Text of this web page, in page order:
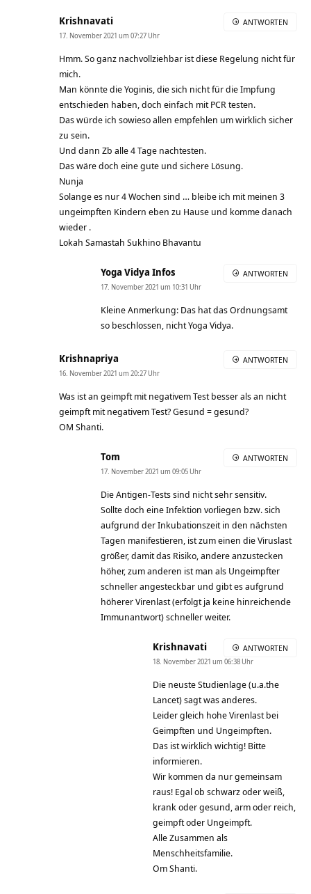
Krishnavati
17. November 2021 um 07:27 Uhr
Hmm. So ganz nachvollziehbar ist diese Regelung nicht für
mich.
Man könnte die Yoginis, die sich nicht für die Impfung
entschieden haben, doch einfach mit PCR testen.
Das würde ich sowieso allen empfehlen um wirklich sicher
zu sein.
Und dann Zb alle 4 Tage nachtesten.
Das wäre doch eine gute und sichere Lösung.
Nunja
Solange es nur 4 Wochen sind … bleibe ich mit meinen 3
ungeimpften Kindern eben zu Hause und komme danach
wieder .
Lokah Samastah Sukhino Bhavantu
ANTWORTEN
Yoga Vidya Infos
17. November 2021 um 10:31 Uhr
Kleine Anmerkung: Das hat das Ordnungsamt
so beschlossen, nicht Yoga Vidya.
ANTWORTEN
Krishnapriya
16. November 2021 um 20:27 Uhr
Was ist an geimpft mit negativem Test besser als an nicht
geimpft mit negativem Test? Gesund = gesund?
OM Shanti.
ANTWORTEN
Tom
17. November 2021 um 09:05 Uhr
Die Antigen-Tests sind nicht sehr sensitiv.
Sollte doch eine Infektion vorliegen bzw. sich
aufgrund der Inkubationszeit in den nächsten
Tagen manifestieren, ist zum einen die Viruslast
größer, damit das Risiko, andere anzustecken
höher, zum anderen ist man als Ungeimpfter
schneller angesteckbar und gibt es aufgrund
höherer Virenlast (erfolgt ja keine hinreichende
Immunantwort) schneller weiter.
ANTWORTEN
Krishnavati
18. November 2021 um 06:38 Uhr
Die neuste Studienlage (u.a.the
Lancet) sagt was anderes.
Leider gleich hohe Virenlast bei
Geimpften und Ungeimpften.
Das ist wirklich wichtig! Bitte
informieren.
Wir kommen da nur gemeinsam
raus! Egal ob schwarz oder weiß,
krank oder gesund, arm oder reich,
geimpft oder Ungeimpft.
Alle Zusammen als
Menschheitsfamilie.
Om Shanti.
ANTWORTEN